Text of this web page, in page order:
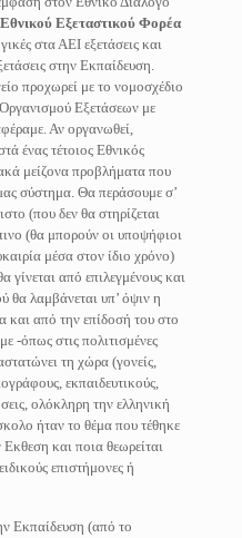
Εθνικού Εξεταστικού Φορέα
στα ΑΕΙ εξετάσεις και
στην Εκπαίδευση.
προχωρεί με το νομοσχέδιο
Εξετάσεων με
Αν οργανωθεί,
ένας τέτοιος Εθνικός
μείζονα προβλήματα που
σύστημα. Θα περάσουμε σ’
(που δεν θα στηρίζεται
(θα μπορούν οι υποψήφιοι
μέσα στον ίδιο χρόνο)
από επιλεγμένους και
θα λαμβάνεται υπ’ όψιν η
και από την επίδοσή του στο
-όπως στις πολιτισμένες
τη χώρα (γονείς,
εκπαιδευτικούς,
ολόκληρη την ελληνική
ήταν το θέμα που τέθηκε
και ποια θεωρείται
επιστήμονες ή
Εκπαίδευση (από το